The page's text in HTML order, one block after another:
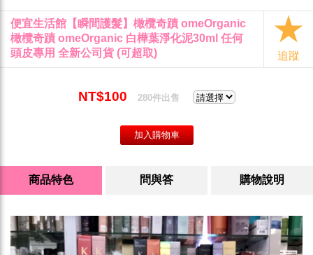
便宜生活館【瞬間護髮】橄欖奇蹟 omeOrganic
橄欖奇蹟 omeOrganic 白樺葉淨化泥30ml 任何
頭皮專用 全新公司貨 (可超取)
追蹤
NT$100 280件出售
商品特色 問與答 購物說明